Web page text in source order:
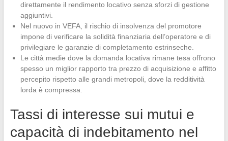
direttamente il rendimento locativo senza sforzi di gestione
aggiuntivi.
Nel nuovo in VEFA, il rischio di insolvenza del promotore
impone di verificare la solidità finanziaria dell’operatore e di
privilegiare le garanzie di completamento estrinseche.
Le città medie dove la domanda locativa rimane tesa offrono
spesso un miglior rapporto tra prezzo di acquisizione e affitto
percepito rispetto alle grandi metropoli, dove la redditività
lorda è compressa.
Tassi di interesse sui mutui e
capacità di indebitamento nel